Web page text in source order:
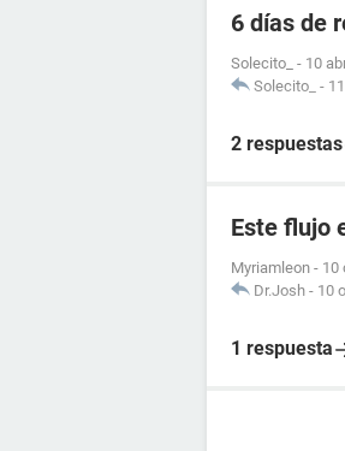
6 días de
Solecito_ - 10
Solecito_ -
2 respuestas
Este flujo
Myriamleon - 10
Dr.Josh - 10
1 respuesta